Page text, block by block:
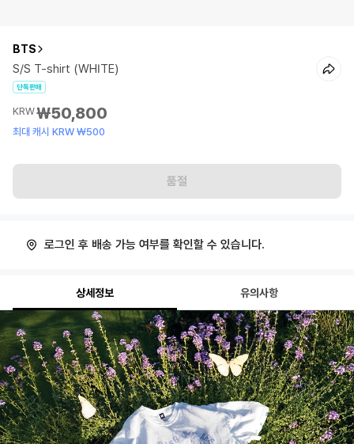
BTS
S/S T-shirt (WHITE)
단독판매
KRW₩50,800
최대 캐시 KRW ₩500
품절
로그인 후 배송 가능 여부를 확인할 수 있습니다.
상세정보 유의사항